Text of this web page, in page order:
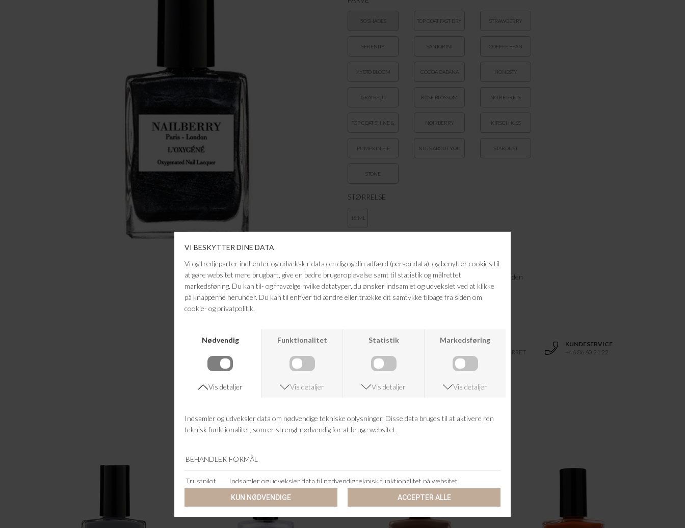
50 SHADES TOP COAT FAST DRY STRAWBERRY
SERENITY SANTORINI COFFEE BEAN
KYOTO BLOOM COCOA CABANA HONESTY
GRATEFUL ROSE BLOSSOM NO REGRETS
TOP COAT SHINE & NOIRBERRY KIRSCH KISS
PUMPKIN PIE NUTS ABOUT YOU STARDUST
STONE
STØRRELSE
15 ML
Smuk neglelak fra Nailberry. Neglelakken er vegansk, uden
alkohol og animalske ingredienser.
FRAGTFRI LEVERING
RETURRET
14 DAGES RETURRET
KUNDESERVICE
+46 86 60 21 22
ANDRE KØBTE OGSÅ